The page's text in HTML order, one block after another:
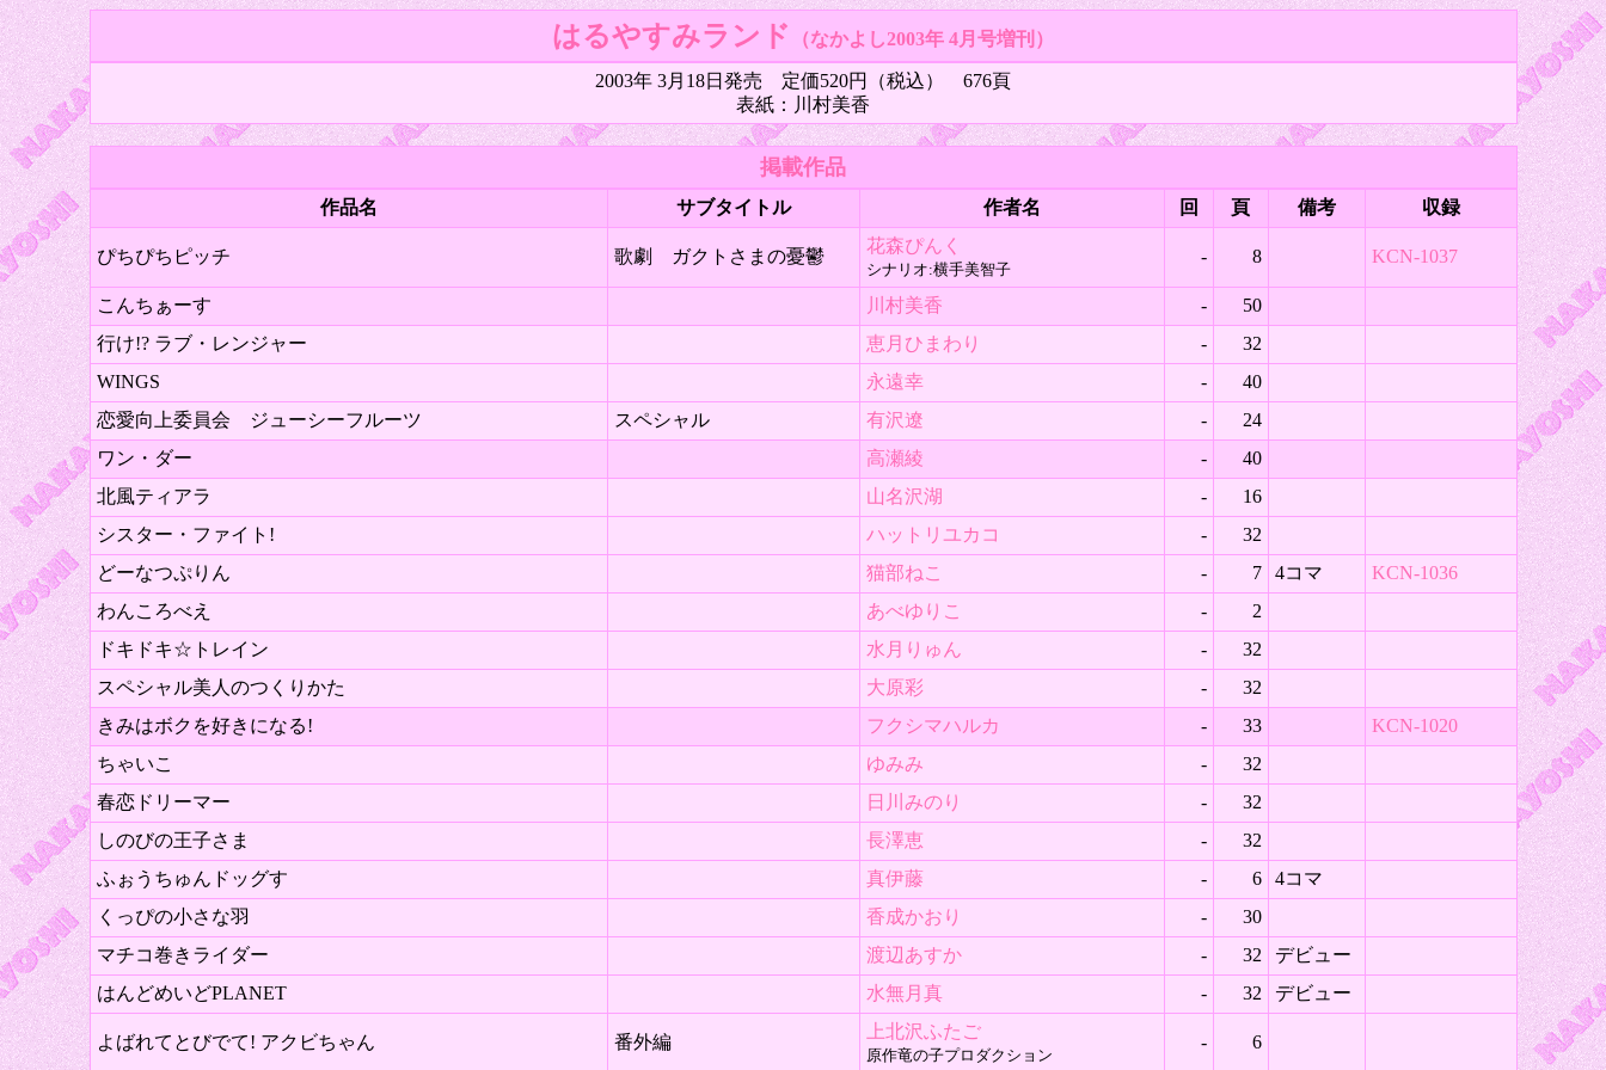
はるやすみランド （なかよし2003年 4月号増刊）
2003年 3月18日発売 定価520円（税込） 676頁
表紙：川村美香
掲載作品
作品名 サブタイトル 作者名 回 頁 備考 収録
ぴちぴちピッチ 歌劇 ガクトさまの憂鬱
花森ぴんく
シナリオ:横手美智子
- 8 KCN-1037
こんちぁーす 川村美香 -
50
行け!? ラブ・レンジャー
恵月ひまわり -
32
WINGS
永遠幸 -
40
恋愛向上委員会 ジューシーフルーツ
スペシャル 有沢遼 -
24
ワン・ダー
高瀬綾 -
40
北風ティアラ
山名沢湖 -
16
シスター・ファイト!
ハットリユカコ -
32
どーなつぷりん
猫部ねこ - 7 4コマ
KCN-1036
わんころべえ
あべゆりこ -
2
ドキドキ☆トレイン
水月りゅん -
32
スペシャル美人のつくりかた
大原彩 -
32
きみはボクを好きになる!
フクシマハルカ - 33
KCN-1020
ちゃいこ
ゆみみ -
32
春恋ドリーマー
日川みのり -
32
しのびの王子さま
長澤恵 -
32
ふぉうちゅんドッグす
真伊藤 - 6
4コマ
くっぴの小さな羽
香成かおり -
30
マチコ巻きライダー
渡辺あすか - 32
デビュー
はんどめいどPLANET
水無月真 - 32 デビュー
よばれてとびでて! アクビちゃん 番外編
上北沢ふたご
原作竜の子プロダクション
- 6